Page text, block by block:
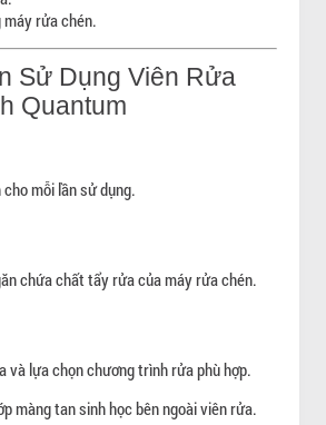
máy rửa chén.
Sử Dụng Viên Rửa
Quantum
mỗi lần sử dụng.
chứa chất tẩy rửa của máy rửa chén.
và lựa chọn chương trình rửa phù hợp.
màng tan sinh học bên ngoài viên rửa.